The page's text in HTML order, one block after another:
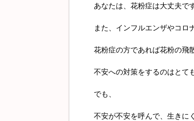
あなたは、花粉症は大丈夫で
また、インフルエンザやコロ
花粉症の方であれば花粉の飛
不安への対策をするのはとて
でも、
不安が不安を呼んで、生きに